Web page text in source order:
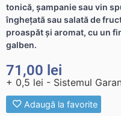
tonică, șampanie sau vin
înghețată sau salată de
proaspăt și aromat, cu un
galben.
71,00 lei
+ 0,5 lei - Sistemul
Adaugă la favorite